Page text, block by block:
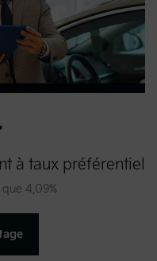
à taux préférentiel
4,09%